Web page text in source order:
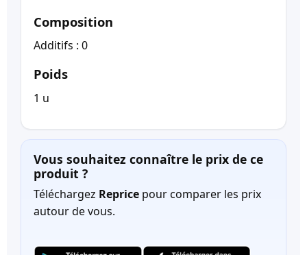
Composition
Additifs : 0
Poids
1 u
Vous souhaitez connaître le prix de ce
produit ?
Téléchargez Reprice pour comparer les prix
autour de vous.